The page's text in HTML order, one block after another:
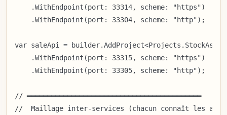
    .WithEndpoint(port: 33314, scheme: "https")
    .WithEndpoint(port: 33304, scheme: "http");
var saleApi =
    .WithEndpoint(port: 33315, scheme: "https")
    .WithEndpoint(port: 33305, scheme: "http");
// ═══════════════════════════════════════════
//  Maillage inter-services (chacun connaît les